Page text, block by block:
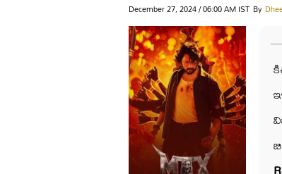
December 27, 2024 / 06:00 AM IST By